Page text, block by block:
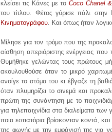
κλείσει τις Κάνες με το Coco Chanel
του τίτλου. Φέτος γύρισε πάλι
Κινηματογράφου. Και όπως ήταν
Μίλησε για τον τρόμο που της
αίσθηση απεριόριστης ενέργειας
Θυμήθηκε γελώντας τους πρώτους
ακουλουθούσε όταν το μικρό
ανοίγε το στόμα του κι έβγαζε τη
όταν πλυμηρίζει το σινεμά και
πρώτη της συνάντηση με το
για τηλεπαιχνίδια στα διαλείματα
ποια εστιατόρια βρίσκονταν κοντά,
της φωνής με την εμφάνισή της για